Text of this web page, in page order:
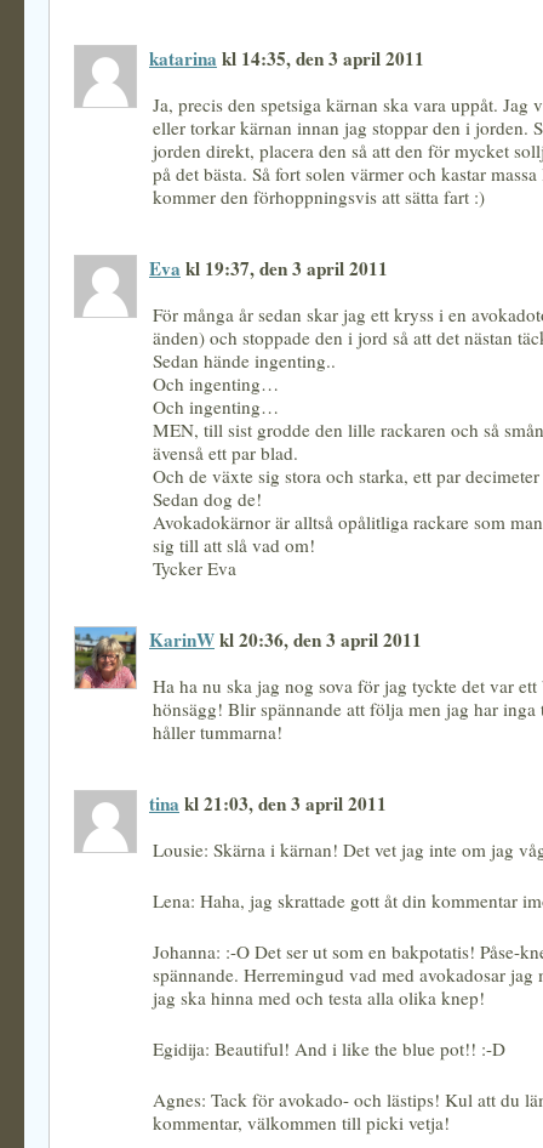
katarina kl 14:35, den 3 april 2011
Ja, precis den spetsiga kärnan ska vara uppåt. Jag
eller torkar kärnan innan jag stoppar den i jorden.
jorden direkt, placera den så att den för mycket
på det bästa. Så fort solen värmer och kastar
kommer den förhoppningsvis att sätta fart :)
Eva kl 19:37, den 3 april 2011
För många år sedan skar jag ett kryss i en
änden) och stoppade den i jord så att det nästan
Sedan hände ingenting..
Och ingenting…
Och ingenting…
MEN, till sist grodde den lille rackaren och så
ävenså ett par blad.
Och de växte sig stora och starka, ett par
Sedan dog de!
Avokadokärnor är alltså opålitliga rackare som
sig till att slå vad om!
Tycker Eva
KarinWkl 20:36, den 3 april 2011
Ha ha nu ska jag nog sova för jag tyckte det var ett
hönsägg! Blir spännande att följa men jag har inga
håller tummarna!
tina kl 21:03, den 3 april 2011
Lousie: Skärna i kärnan! Det vet jag inte om jag
Lena: Haha, jag skrattade gott åt din kommentar
Johanna: :-O Det ser ut som en bakpotatis! Påse-
spännande. Herremingud vad med avokadosar jag
jag ska hinna med och testa alla olika knep!
Egidija: Beautiful! And i like the blue pot!! :-D
Agnes: Tack för avokado- och lästips! Kul att du
kommentar, välkommen till picki vetja!